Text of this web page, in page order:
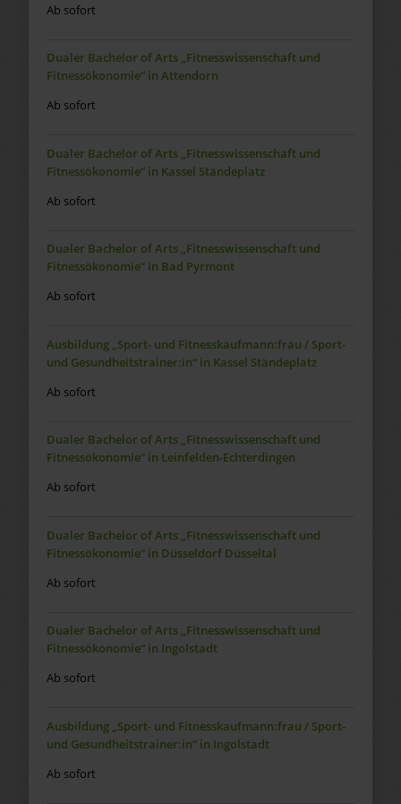
Ab sofort
Dualer Bachelor of Arts „Fitnesswissenschaft und
Fitnessökonomie“ in Attendorn
Ab sofort
Dualer Bachelor of Arts „Fitnesswissenschaft und
Fitnessökonomie“ in Kassel Ständeplatz
Ab sofort
Dualer Bachelor of Arts „Fitnesswissenschaft und
Fitnessökonomie“ in Bad Pyrmont
Ab sofort
Ausbildung „Sport- und Fitnesskaufmann:frau / Sport-
und Gesundheitstrainer:in“ in Kassel Ständeplatz
Ab sofort
Dualer Bachelor of Arts „Fitnesswissenschaft und
Fitnessökonomie“ in Leinfelden-Echterdingen
Ab sofort
Dualer Bachelor of Arts „Fitnesswissenschaft und
Fitnessökonomie“ in Düsseldorf Düsseltal
Ab sofort
Dualer Bachelor of Arts „Fitnesswissenschaft und
Fitnessökonomie“ in Ingolstadt
Ab sofort
Ausbildung „Sport- und Fitnesskaufmann:frau / Sport-
und Gesundheitstrainer:in“ in Ingolstadt
Ab sofort